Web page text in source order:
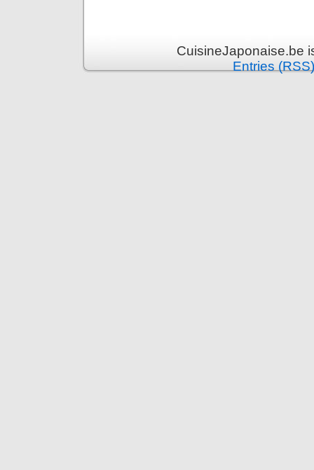
CuisineJaponaise.be
Entries (RSS)